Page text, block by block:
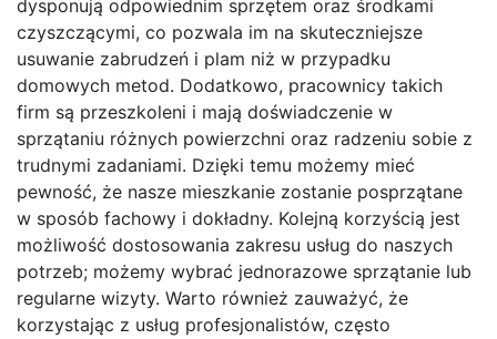
dysponują odpowiednim sprzętem oraz środkami
czyszczącymi, co pozwala im na skuteczniejsze
usuwanie zabrudzeń i plam niż w przypadku
domowych metod. Dodatkowo, pracownicy takich
firm są przeszkoleni i mają doświadczenie w
sprzątaniu różnych powierzchni oraz radzeniu sobie z
trudnymi zadaniami. Dzięki temu możemy mieć
pewność, że nasze mieszkanie zostanie posprzątane
w sposób fachowy i dokładny. Kolejną korzyścią jest
możliwość dostosowania zakresu usług do naszych
potrzeb; możemy wybrać jednorazowe sprzątanie lub
regularne wizyty. Warto również zauważyć, że
korzystając z usług profesjonalistów, często